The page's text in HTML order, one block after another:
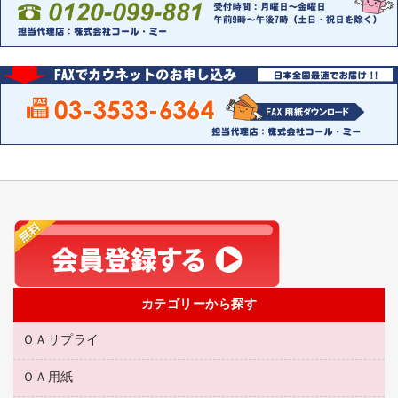
カテゴリーから探す
ＯＡサプライ
互換インクカートリッジ
ＯＡ用紙